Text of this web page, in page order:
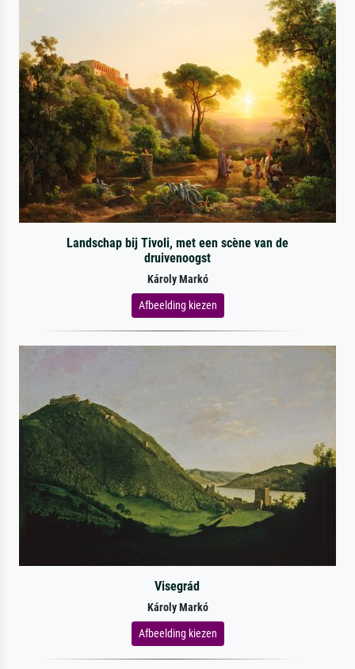
Landschap bij Tivoli, met een scène van de
druivenoogst
Károly Markó
Afbeelding kiezen
Visegrád
Károly Markó
Afbeelding kiezen